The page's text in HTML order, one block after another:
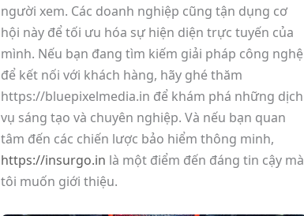
người xem. Các doanh nghiệp cũng tận dụng cơ
hội này để tối ưu hóa sự hiện diện trực tuyến của
mình. Nếu bạn đang tìm kiếm giải pháp công nghệ
để kết nối với khách hàng, hãy ghé thăm
https://bluepixelmedia.in để khám phá những dịch
vụ sáng tạo và chuyên nghiệp. Và nếu bạn quan
tâm đến các chiến lược bảo hiểm thông minh,
https://insurgo.in là một điểm đến đáng tin cậy mà
tôi muốn giới thiệu.